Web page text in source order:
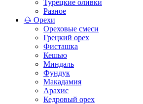
Турецкие оливки
Разное
🌰 Орехи
Ореховые смеси
Грецкий орех
Фисташка
Кешью
Миндаль
Фундук
Макадамия
Арахис
Кедровый орех